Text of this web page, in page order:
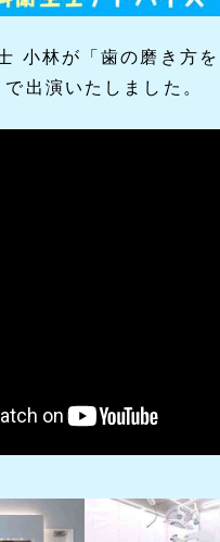
小林が「歯の磨き方
で出演いたしました。